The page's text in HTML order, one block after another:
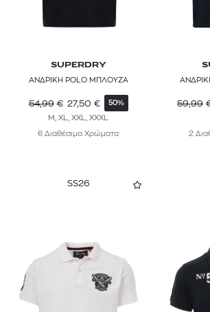
SUPERDRY
ΑΝΔΡΙΚΗ POLO ΜΠΛΟΥΖΑ
54,99 € 27,50 € 50%
M, XL, XXL, XXXL
6 Διαθέσιμα Χρώματα
59,99
2
SS26